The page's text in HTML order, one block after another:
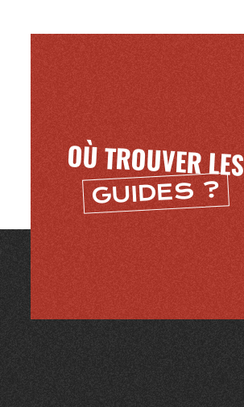
OÙ TROUVER LES
GUIDES ?